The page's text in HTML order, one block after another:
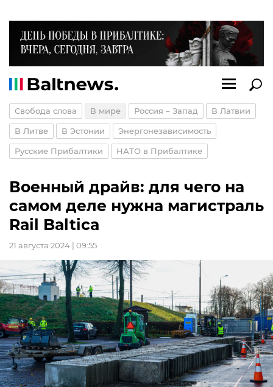
Свобода слова В мире Россия – Запад В Латвии
В Литве В Эстонии Энергонезависимость
Русские Прибалтики НАТО в Прибалтике
Военный драйв: для чего на
самом деле нужна магистраль
Rail Baltica
21 августа 2024 | 09:55